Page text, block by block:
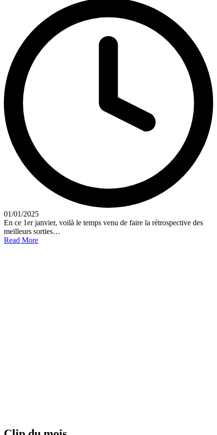
01/01/2025
En ce 1er janvier, voilà le temps venu de faire la rétrospective des
meilleurs sorties…
Read More